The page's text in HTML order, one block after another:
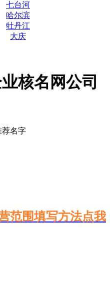
七台河
哈尔滨
牡丹江
大庆
核名网公司
荐名字
范围填写方法点我